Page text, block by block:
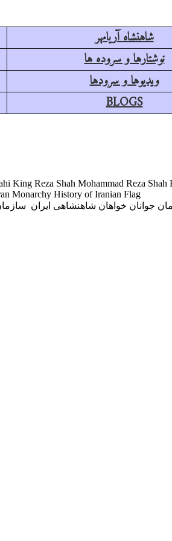
شاهنشاه آریامهر
نوشتارها و سروده ها
ویدیوها و سرودها
BLOGS
King Reza Shah Mohammad Reza
Monarchy History of Iranian Flag
خواهان شاهنشاهی ایران